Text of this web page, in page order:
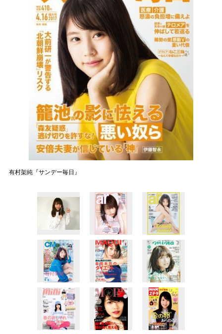
有村架純『サンデー毎日』